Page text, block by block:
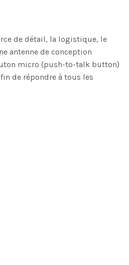
de détail, la logistique, le
antenne de conception
micro (push-to-talk button)
de répondre à tous les